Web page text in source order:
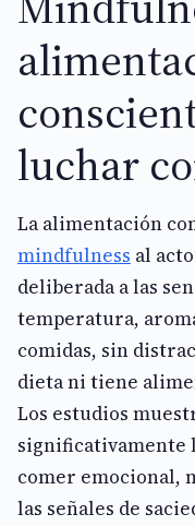
luchar
La alimentación
mindfulness al
deliberada a las
temperatura,
comidas, sin
dieta ni tiene
Los estudios
significativamente
comer emocional,
las señales de